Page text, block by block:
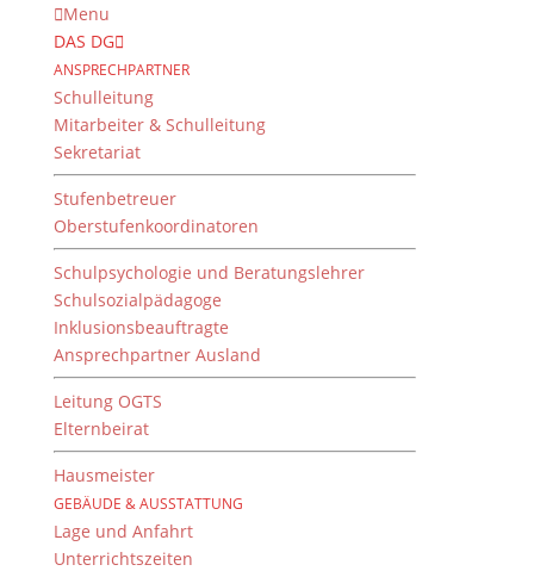
Menu
DAS DG
ANSPRECHPARTNER
Schulleitung
Mitarbeiter & Schulleitung
Sekretariat
Stufenbetreuer
Oberstufenkoordinatoren
Schulpsychologie und Beratungslehrer
Schulsozialpädagoge
Inklusionsbeauftragte
Ansprechpartner Ausland
Leitung OGTS
Elternbeirat
Hausmeister
GEBÄUDE & AUSSTATTUNG
Lage und Anfahrt
Unterrichtszeiten
Oberfränkischer Meister
Fußball J WK III
vonDientzenhofer-Gymnasium|26. Juni 2019
Oberfränkischer Meister mit 3 Siegen. 3:0 gegen